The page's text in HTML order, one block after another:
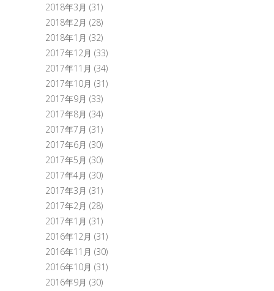
2018年3月 (31)
2018年2月 (28)
2018年1月 (32)
2017年12月 (33)
2017年11月 (34)
2017年10月 (31)
2017年9月 (33)
2017年8月 (34)
2017年7月 (31)
2017年6月 (30)
2017年5月 (30)
2017年4月 (30)
2017年3月 (31)
2017年2月 (28)
2017年1月 (31)
2016年12月 (31)
2016年11月 (30)
2016年10月 (31)
2016年9月 (30)